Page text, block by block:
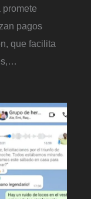
pagos
que facilita